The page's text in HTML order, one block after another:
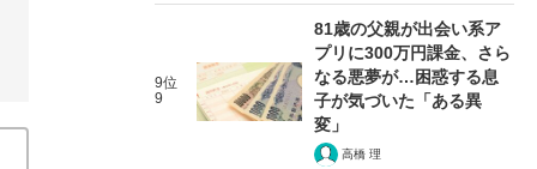
9位
9
81歳の父親が出会い系ア
プリに300万円課金、さら
なる悪夢が…困惑する息
子が気づいた「ある異
変」
高橋 理